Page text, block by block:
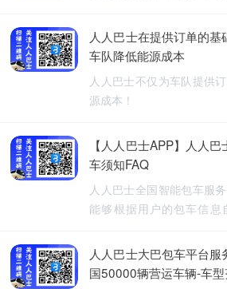
人人巴士在提供订单的
车队降低能源成本
人人巴士不仅为车队提供
源成本！
【人人巴士APP】人人
车须知FAQ
人人巴士全国智能包车服
能够根据用户的包车信息
车、长期包车、接送飞机
租车等包车带司机服务。
人人巴士大巴包车平台
国50000辆营运车辆-车型